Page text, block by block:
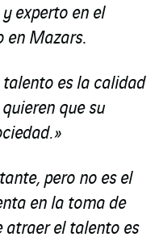
experto en el
en Mazars.
talento es la calidad
que su
»
pero no es el
en la toma de
atraer el talento es